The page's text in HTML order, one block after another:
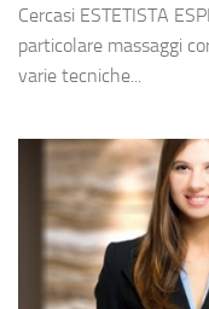
Cercasi ESTETISTA
particolare massaggi
varie tecniche...